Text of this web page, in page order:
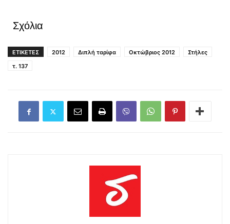
Σχόλια
ΕΤΙΚΕΤΕΣ 2012 Διπλή ταρίφα Οκτώβριος 2012
Στήλες
τ. 137